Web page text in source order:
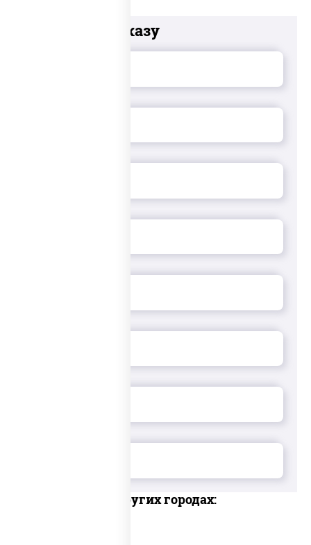
Добавьте к заказу
Доставка в других городах: